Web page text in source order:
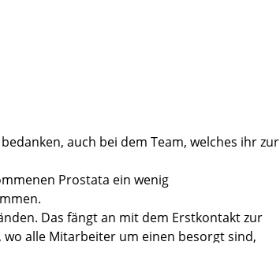
auch bei dem Team, welches ihr zur
Prostata ein wenig
Das fängt an mit dem Erstkontakt zur
alle Mitarbeiter um einen besorgt sind,